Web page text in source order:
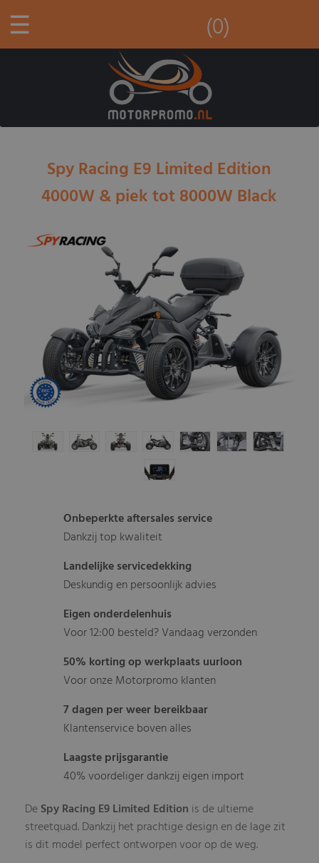
☰ (0)
Spy Racing E9 Limited Edition
4000W & piek tot 8000W Black
Onbeperkte aftersales service
Dankzij top kwaliteit
Landelijke servicedekking
Deskundig en persoonlijk advies
Eigen onderdelenhuis
Voor 12:00 besteld? Vandaag verzonden
50% korting op werkplaats uurloon
Voor onze Motorpromo klanten
7 dagen per weer bereikbaar
Klantenservice boven alles
Laagste prijsgarantie
40% voordeliger dankzij eigen import
DeSpy Racing E9 Limited Edition is de ultieme
streetquad. Dankzij het prachtige design en de lage zit
is dit model perfect ontworpen voor op de weg.